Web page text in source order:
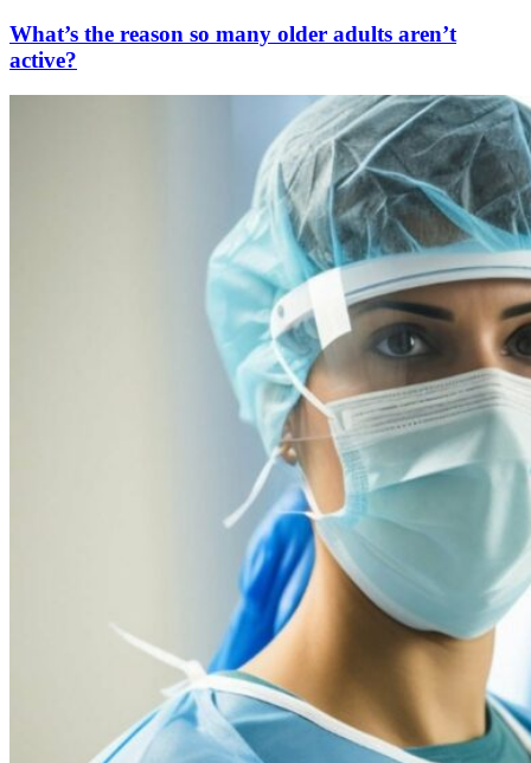
What’s the reason so many older adults aren’t
active?